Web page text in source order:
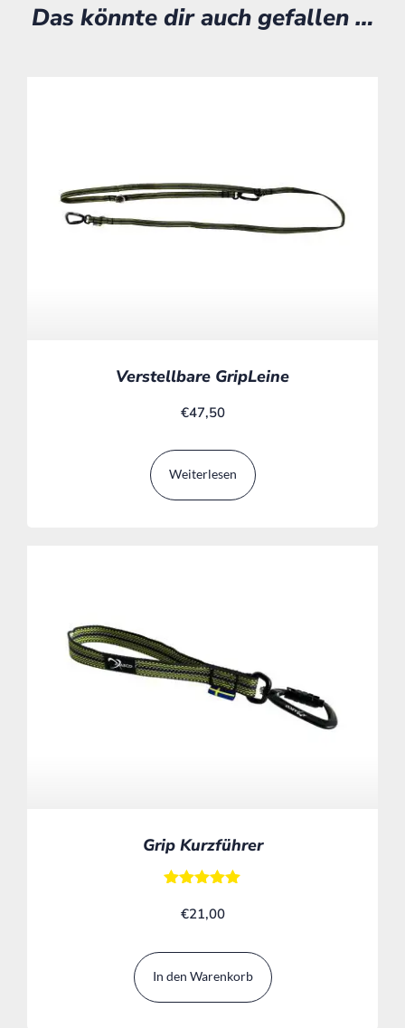
Das könnte dir auch gefallen …
Verstellbare GripLeine
€47,50
Weiterlesen
Grip Kurzführer
5.00
€21,00
In den Warenkorb